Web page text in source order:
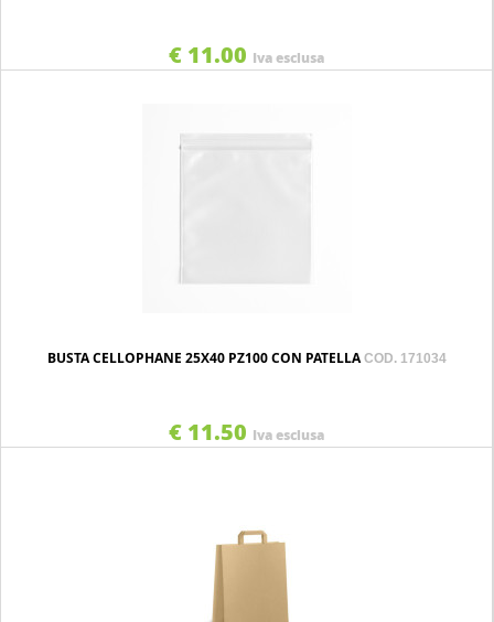
€ 11.00 Iva esclusa
BUSTA CELLOPHANE 25X40 PZ100 CON PATELLACOD. 171034
€ 11.50 Iva esclusa